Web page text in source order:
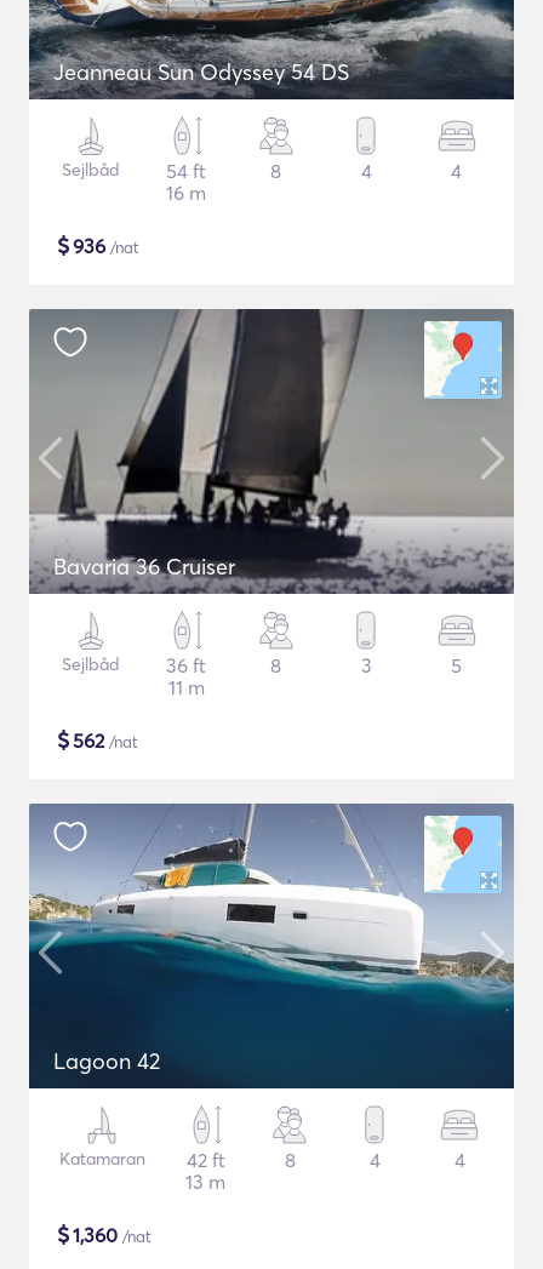
Jeanneau Sun Odyssey 54 DS
Sejlbåd
54 ft
16 m
8 4 4
$936 /nat
Bavaria 36 Cruiser
Sejlbåd
36 ft
11 m
8 3 5
$562/nat
Lagoon 42
Katamaran
42 ft
13 m
8 4 4
$1,360 /nat